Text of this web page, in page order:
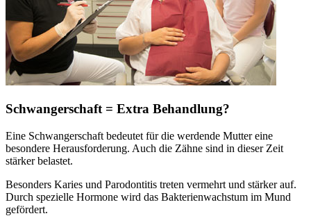
Schwangerschaft = Extra Behandlung?
Eine Schwangerschaft bedeutet für die werdende Mutter eine
besondere Herausforderung. Auch die Zähne sind in dieser Zeit
stärker belastet.
Besonders Karies und Parodontitis treten vermehrt und stärker auf.
Durch spezielle Hormone wird das Bakterienwachstum im Mund
gefördert.